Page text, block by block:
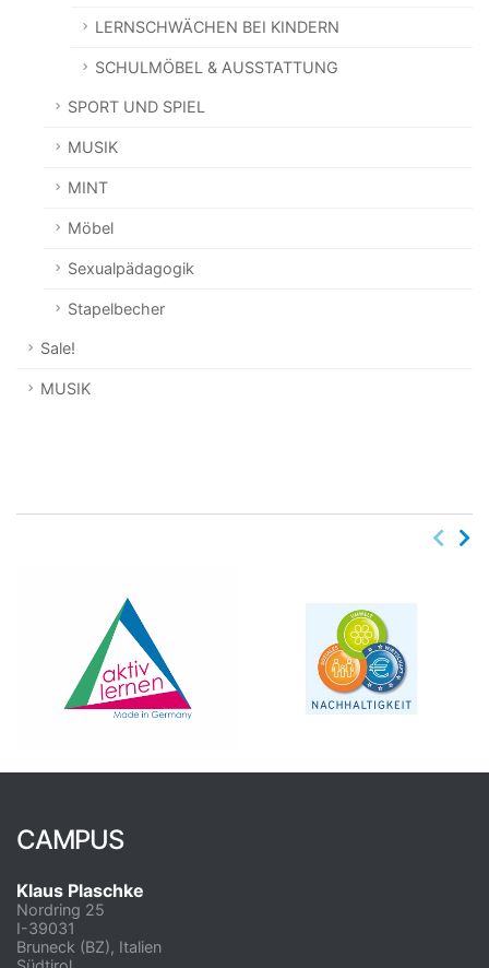
LERNSCHWÄCHEN BEI KINDERN
SCHULMÖBEL & AUSSTATTUNG
SPORT UND SPIEL
MUSIK
MINT
Möbel
Sexualpädagogik
Stapelbecher
Sale!
MUSIK
CAMPUS
Klaus Plaschke
Nordring 25
I-39031
Bruneck (BZ), Italien